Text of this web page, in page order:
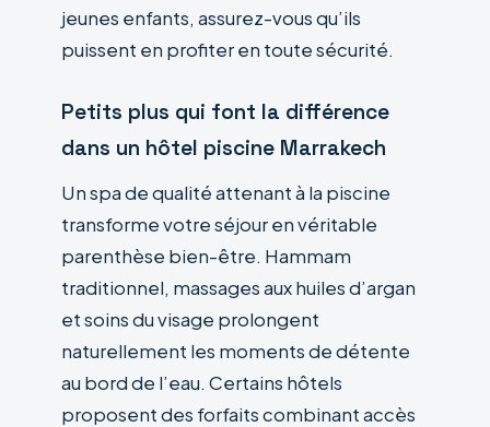
jeunes enfants, assurez-vous qu’ils
puissent en profiter en toute sécurité.
Petits plus qui font la différence
dans un hôtel piscine Marrakech
Un spa de qualité attenant à la piscine
transforme votre séjour en véritable
parenthèse bien-être. Hammam
traditionnel, massages aux huiles d’argan
et soins du visage prolongent
naturellement les moments de détente
au bord de l’eau. Certains hôtels
proposent des forfaits combinant accès